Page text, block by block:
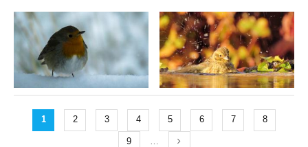
1 2 3 4 5 6 7 8
9